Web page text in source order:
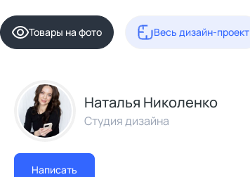
Товары на фото Весь дизайн-проект
Наталья Николенко
Студия дизайна
Написать